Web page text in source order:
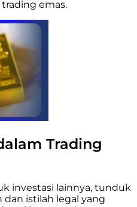
emas.
Trading
investasi lainnya, tunduk
dan istilah legal yang